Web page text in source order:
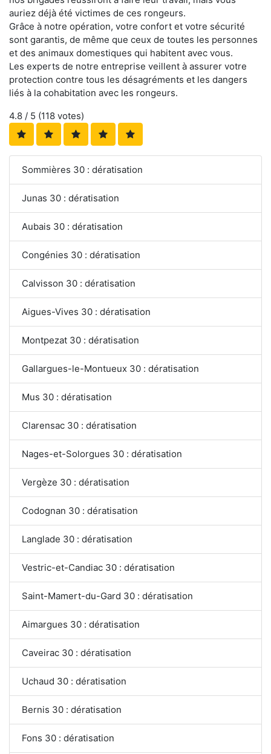
auriez déjà été victimes de ces rongeurs.
Grâce à notre opération, votre confort et votre sécurité
sont garantis, de même que ceux de toutes les personnes
et des animaux domestiques qui habitent avec vous.
Les experts de notre entreprise veillent à assurer votre
protection contre tous les désagréments et les dangers
liés à la cohabitation avec les rongeurs.
4.8 / 5 (118 votes)
Sommières 30 : dératisation
Junas 30 : dératisation
Aubais 30 : dératisation
Congénies 30 : dératisation
Calvisson 30 : dératisation
Aigues-Vives 30 : dératisation
Montpezat 30 : dératisation
Gallargues-le-Montueux 30 : dératisation
Mus 30 : dératisation
Clarensac 30 : dératisation
Nages-et-Solorgues 30 : dératisation
Vergèze 30 : dératisation
Codognan 30 : dératisation
Langlade 30 : dératisation
Vestric-et-Candiac 30 : dératisation
Saint-Mamert-du-Gard 30 : dératisation
Aimargues 30 : dératisation
Caveirac 30 : dératisation
Uchaud 30 : dératisation
Bernis 30 : dératisation
Fons 30 : dératisation